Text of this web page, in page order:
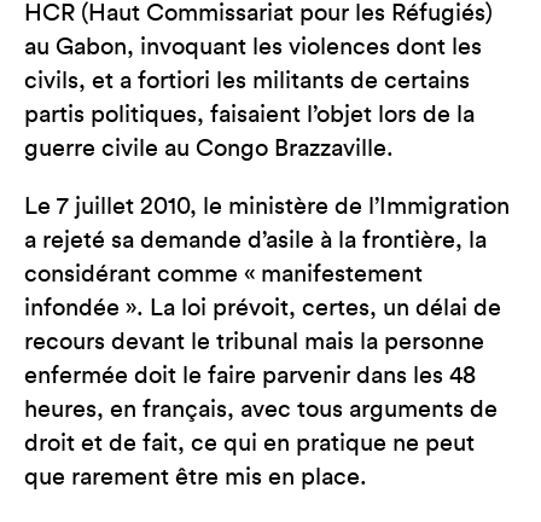
HCR (Haut Commissariat pour les Réfugiés)
au Gabon, invoquant les violences dont les
civils, et a fortiori les militants de certains
partis politiques, faisaient l’objet lors de la
guerre civile au Congo Brazzaville.
Le 7 juillet 2010, le ministère de l’Immigration
a rejeté sa demande d’asile à la frontière, la
considérant comme « manifestement
infondée ». La loi prévoit, certes, un délai de
recours devant le tribunal mais la personne
enfermée doit le faire parvenir dans les 48
heures, en français, avec tous arguments de
droit et de fait, ce qui en pratique ne peut
que rarement être mis en place.